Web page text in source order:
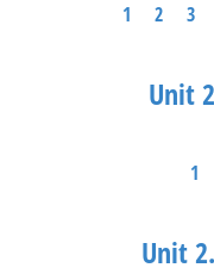
1 2 3
Unit
1
Unit